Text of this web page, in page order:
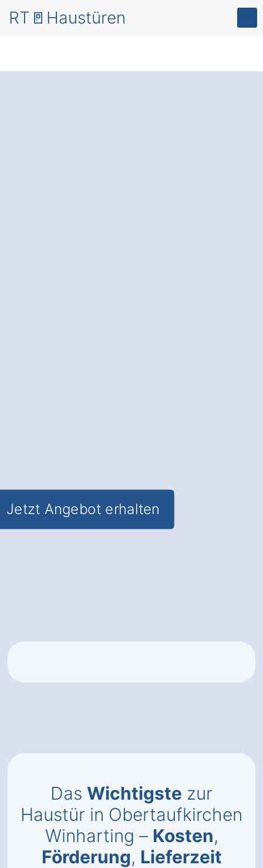
RT🚪Haustüren
Jetzt Angebot erhalten
Das Wichtigste zur
Haustür in Obertaufkirchen
Winharting – Kosten,
Förderung, Lieferzeit